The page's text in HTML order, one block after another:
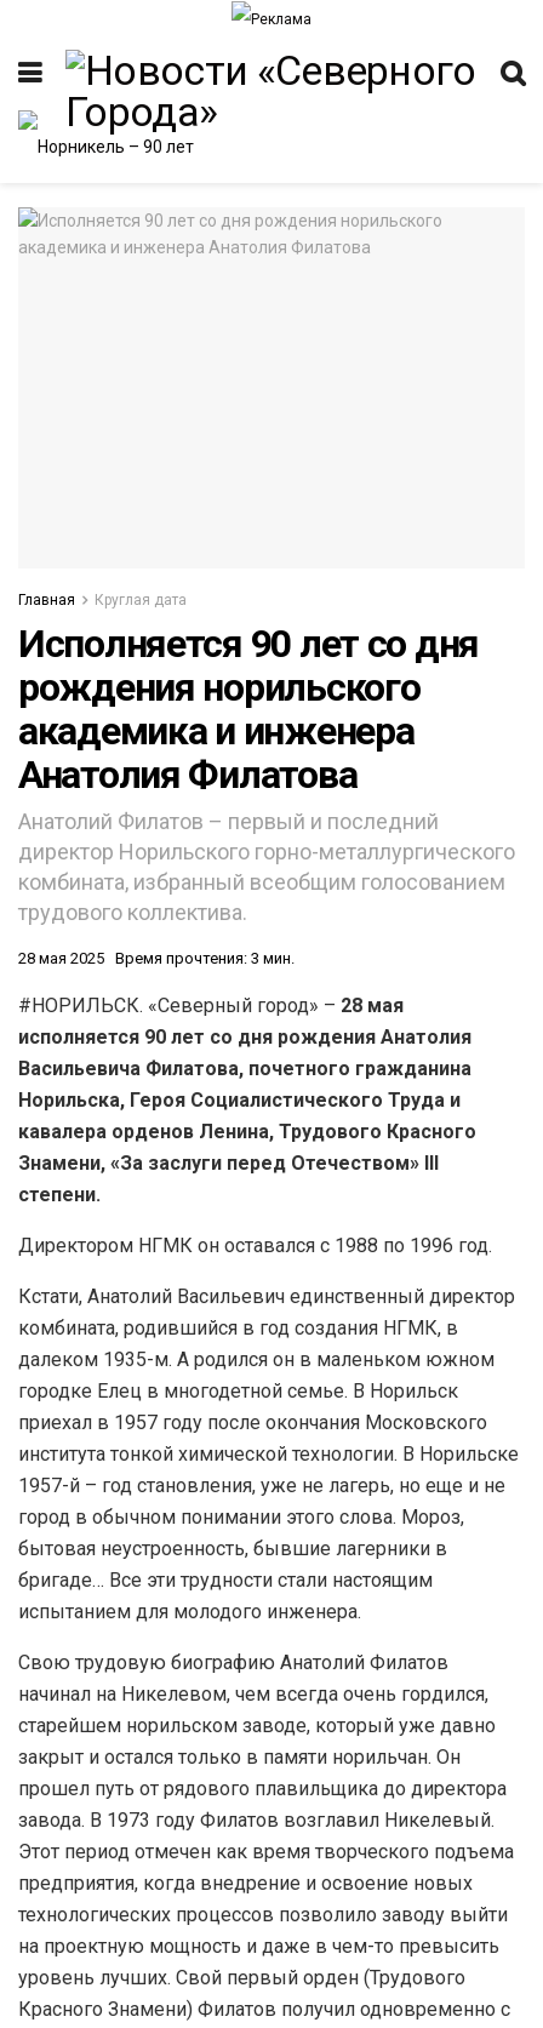
Главная Круглая дата
Исполняется 90 лет со дня
рождения норильского
академика и инженера
Анатолия Филатова
Анатолий Филатов – первый и последний
директор Норильского горно-металлургического
комбината, избранный всеобщим голосованием
трудового коллектива.
28 мая 2025 Время прочтения: 3 мин.
#НОРИЛЬСК. «Северный город» – 28 мая
исполняется 90 лет со дня рождения Анатолия
Васильевича Филатова, почетного гражданина
Норильска, Героя Социалистического Труда и
кавалера орденов Ленина, Трудового Красного
Знамени, «За заслуги перед Отечеством» III
степени.
Директором НГМК он оставался с 1988 по 1996 год.
Кстати, Анатолий Васильевич единственный директор
комбината, родившийся в год создания НГМК, в
далеком 1935-м. А родился он в маленьком южном
городке Елец в многодетной семье. В Норильск
приехал в 1957 году после окончания Московского
института тонкой химической технологии. В Норильске
1957-й – год становления, уже не лагерь, но еще и не
город в обычном понимании этого слова. Мороз,
бытовая неустроенность, бывшие лагерники в
бригаде… Все эти трудности стали настоящим
испытанием для молодого инженера.
Свою трудовую биографию Анатолий Филатов
начинал на Никелевом, чем всегда очень гордился,
старейшем норильском заводе, который уже давно
закрыт и остался только в памяти норильчан. Он
прошел путь от рядового плавильщика до директора
завода. В 1973 году Филатов возглавил Никелевый.
Этот период отмечен как время творческого подъема
предприятия, когда внедрение и освоение новых
технологических процессов позволило заводу выйти
на проектную мощность и даже в чем-то превысить
уровень лучших. Свой первый орден (Трудового
Красного Знамени) Филатов получил одновременно с